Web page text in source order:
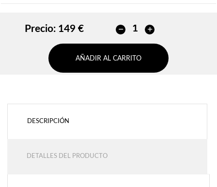
Precio: 149 €
AÑADIR AL CARRITO
DESCRIPCIÓN
DETALLES DEL PRODUCTO